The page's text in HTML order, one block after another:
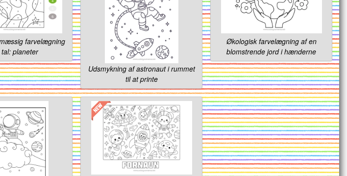
farvelægning
planeter
Udsmykning af astronaut i rummet
til at printe
Økologisk farvelægning af en
blomstrende jord i hænderne